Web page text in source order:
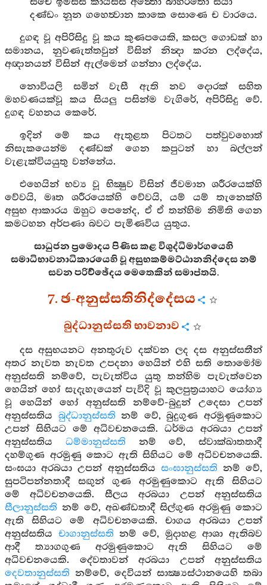
දණ්ඩං නූන ගහෙත්‍වාන කාකෙ සොණෙ ච වාරයෙ.
දුගඳ වූ අපිරිසිදු වූ කය කුණපයෙකි, කසල ගොඩක් හා
සමානය, නුවණැත්තවුන් විසින් නින්‍දා කරන ලද්දේය,
අඥානයන් විසින් ඇල්මෙන් ගන්නා ලද්දේය.
නොවියලි සමින් වැසී ඇති නව දොරක් සහිත
මහවණයක්වූ කය සියලු පසින්ම වැගිරේ, අපිරිසිදු වේ.
දුගඳ වහනය කෙරේ.
ඉදින් මේ කය ඇතුළත පිටතට පත්වුවහොත්
නිසැකයෙන්ම දණ්ඩක් ගෙන කපුටන් හා බල්ලන්
වැළැක්වියයුතු වන්නේය.
එහෙයින් භව්‍ය වූ භික්‍ෂුව විසින් ජීවමාන ශරීරයෙක්හි
වේවයි, මෘත ශරීරයෙක්හි වේවයි, යම් යම් තැනෙක්හි
අසුභ ආකාරය ඔහුට පෙනේද, ඒ ඒ තන්හිම නිමිති ගෙන
කමටහන අර්පණා බවට පැමිණවිය යුතුය.
සාධුජන ප්‍රමොදය පිණිස කළ විශුද්ධිමාර්ගයෙහි
සමාධිභාවනාධිකාරයෙහි වූ අසුභකම්මට්ඨානනිද්දෙස නම්
සවන පරිච්ඡේදය මෙතෙකින් සමාප්තයි.
7. ඡ-අනුස්සතිනිද්දේසය
බුද්ධානුස්සති භාවනාව
දස අසුභයනට අනතුරුව දක්වන ලද දස අනුස්සතීන්
අතර නැවත නැවත උපදනා හෙයින් එහි සති තොමෝම
අනුස්සති නම්වේ, පැවැත්විය යුතු තන්හිම පැවැත්වෙන
හෙයින් හෝ සැදැහැයෙන් පැවිදි වූ කුලපුත්‍රයාහට යෝග්‍ය
වූ හෙයින් හෝ අනුස්සති නම්වේ-බුදුන් උදෙසා උපන්
අනුස්සතිය බුද්ධානුස්සති නම් වේ, බුදුගුණ අරමුණුකොට
උපන් සිහියට මේ අධිවචනයෙකි. ධර්මය අරබයා උපන්
අනුස්සතිය ධම්මානුස්සති නම් වේ, ස්වාක්ඛාතතාදී
දහම්ගුණ අරමුණු කොට ඇති සිහියට මේ අධිවචනයෙකි.
සංඝයා අරබයා උපන් අනුස්සතිය සංඝානුස්සති නම් වේ,
සුපටිපන්නතාදී සඟුන් ගුණ අරමුණුකොට ඇති සිහියට
මේ අධිවචනයෙකි. සීලය අරබයා උපන් අනුස්සතිය
සීලානුස්සති නම් වේ, අඛණ්ඩතාදී සිල්ගුණ අරමුණු කොට
ඇති සිහියට මේ අධිවචනයෙකි. චාගය අරබයා උපන්
අනුස්සතිය චාගානුස්සතිනම් වේ, මුදාහළ ආශා ඇතිබව
ආදී ත්‍යාගගුණ අරමුණුකොට ඇති සිහියට මේ
අධිවචනයෙකි. දේවතාවන් අරබයා උපන් අනුස්සතිය
දෙවතානුස්සති නම්වේ, දෙවියන් සාක්‍ෂ්‍යස්ථානයෙහි තබා